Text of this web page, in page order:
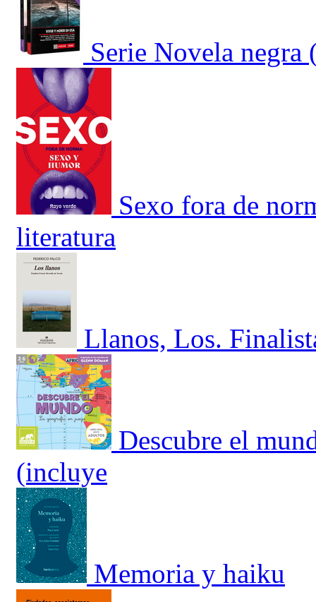
Serie Novela negra
Sexo fora de
literatura
Llanos, Los.
Descubre el
(incluye
Memoria y haiku